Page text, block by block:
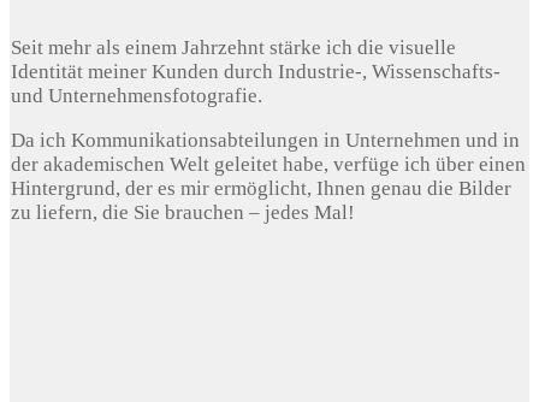
Seit mehr als einem Jahrzehnt stärke ich die visuelle
Identität meiner Kunden durch Industrie-, Wissenschafts-
und Unternehmensfotografie.
Da ich Kommunikationsabteilungen in Unternehmen und in
der akademischen Welt geleitet habe, verfüge ich über einen
Hintergrund, der es mir ermöglicht, Ihnen genau die Bilder
zu liefern, die Sie brauchen – jedes Mal!